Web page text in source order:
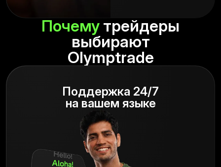
Почему трейдеры
выбирают
Olymptrade
Поддержка 24/7
на вашем языке